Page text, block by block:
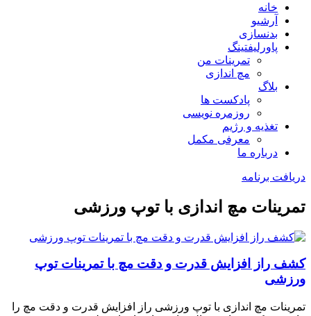
خانه
آرشیو
بدنسازی
پاورلیفتینگ
تمرینات من
مچ اندازی
بلاگ
پادکست ها
روزمره نویسی
تغذیه و رژیم
معرفی مکمل
درباره ما
دریافت برنامه
تمرینات مچ اندازی با توپ ورزشی
کشف راز افزایش قدرت و دقت مچ با تمرینات توپ
ورزشی
تمرینات مچ اندازی با توپ ورزشی راز افزایش قدرت و دقت مچ را